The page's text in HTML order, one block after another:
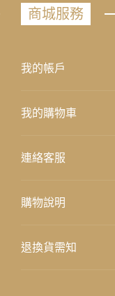
商城服務
我的帳戶
我的購物車
連絡客服
購物說明
退換貨需知